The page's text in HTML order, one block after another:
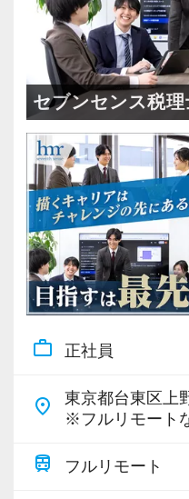
セブンセンス税理
work_outline 正社員
place
東京都台東区上
※フルリモート
train フルリモート